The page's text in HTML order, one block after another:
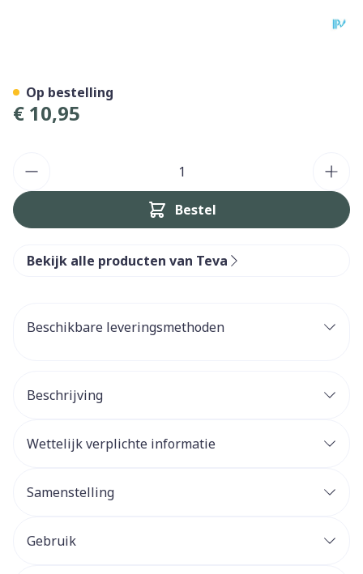
€ 10,95
Bestel
Op bestelling
Bekijk alle producten van Teva
Beschikbare leveringsmethoden
Beschrijving
Wettelijk verplichte informatie
Samenstelling
Gebruik